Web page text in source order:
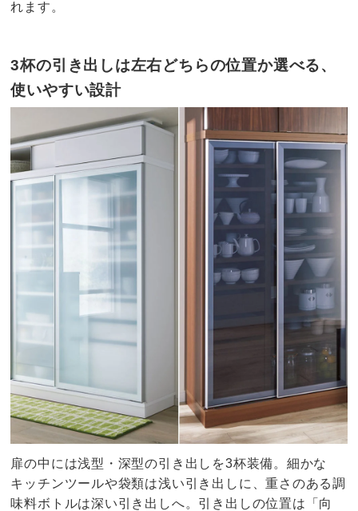
れます。
3杯の引き出しは左右どちらの位置か選べる、
使いやすい設計
扉の中には浅型・深型の引き出しを3杯装備。細かな
キッチンツールや袋類は浅い引き出しに、重さのある調
味料ボトルは深い引き出しへ。引き出しの位置は「向